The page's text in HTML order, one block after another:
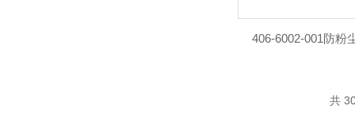
406-6002-001防粉
共